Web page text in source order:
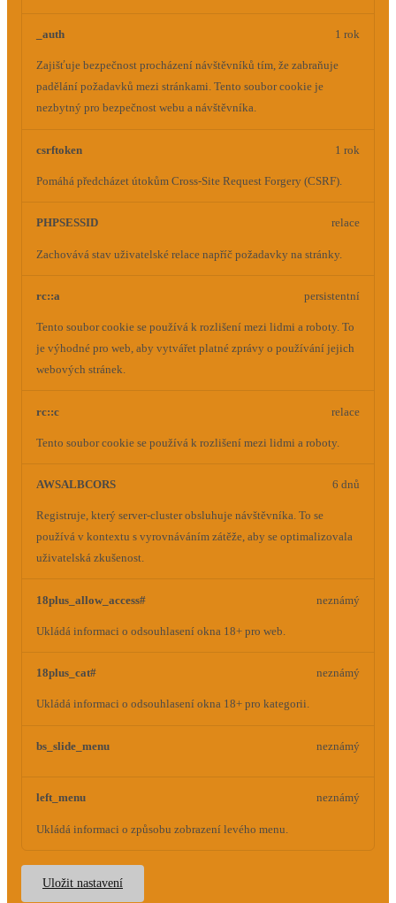
_auth
Zajišťuje bezpečnost procházení návštěvníků tím, že zabraňuje
padělání požadavků mezi stránkami. Tento soubor cookie je
nezbytný pro bezpečnost webu a návštěvníka.
1 rok
csrftoken
Pomáhá předcházet útokům Cross-Site Request Forgery (CSRF).
1 rok
PHPSESSID
Zachovává stav uživatelské relace napříč požadavky na stránky.
relace
rc::a
Tento soubor cookie se používá k rozlišení mezi lidmi a roboty. To
je výhodné pro web, aby vytvářet platné zprávy o používání jejich
webových stránek.
persistentní
rc::c
Tento soubor cookie se používá k rozlišení mezi lidmi a roboty.
relace
AWSALBCORS
Registruje, který server-cluster obsluhuje návštěvníka. To se
používá v kontextu s vyrovnáváním zátěže, aby se optimalizovala
uživatelská zkušenost.
6 dnů
18plus_allow_access#
Ukládá informaci o odsouhlasení okna 18+ pro web.
neznámý
18plus_cat#
Ukládá informaci o odsouhlasení okna 18+ pro kategorii.
neznámý
bs_slide_menu neznámý
left_menu
Ukládá informaci o způsobu zobrazení levého menu.
neznámý
Uložit nastavení